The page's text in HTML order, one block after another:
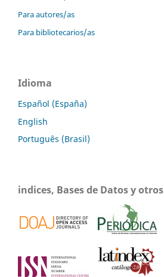
Para autores/as
Para bibliotecarios/as
Idioma
Español (España)
English
Português (Brasil)
indices, Bases de Datos y otros